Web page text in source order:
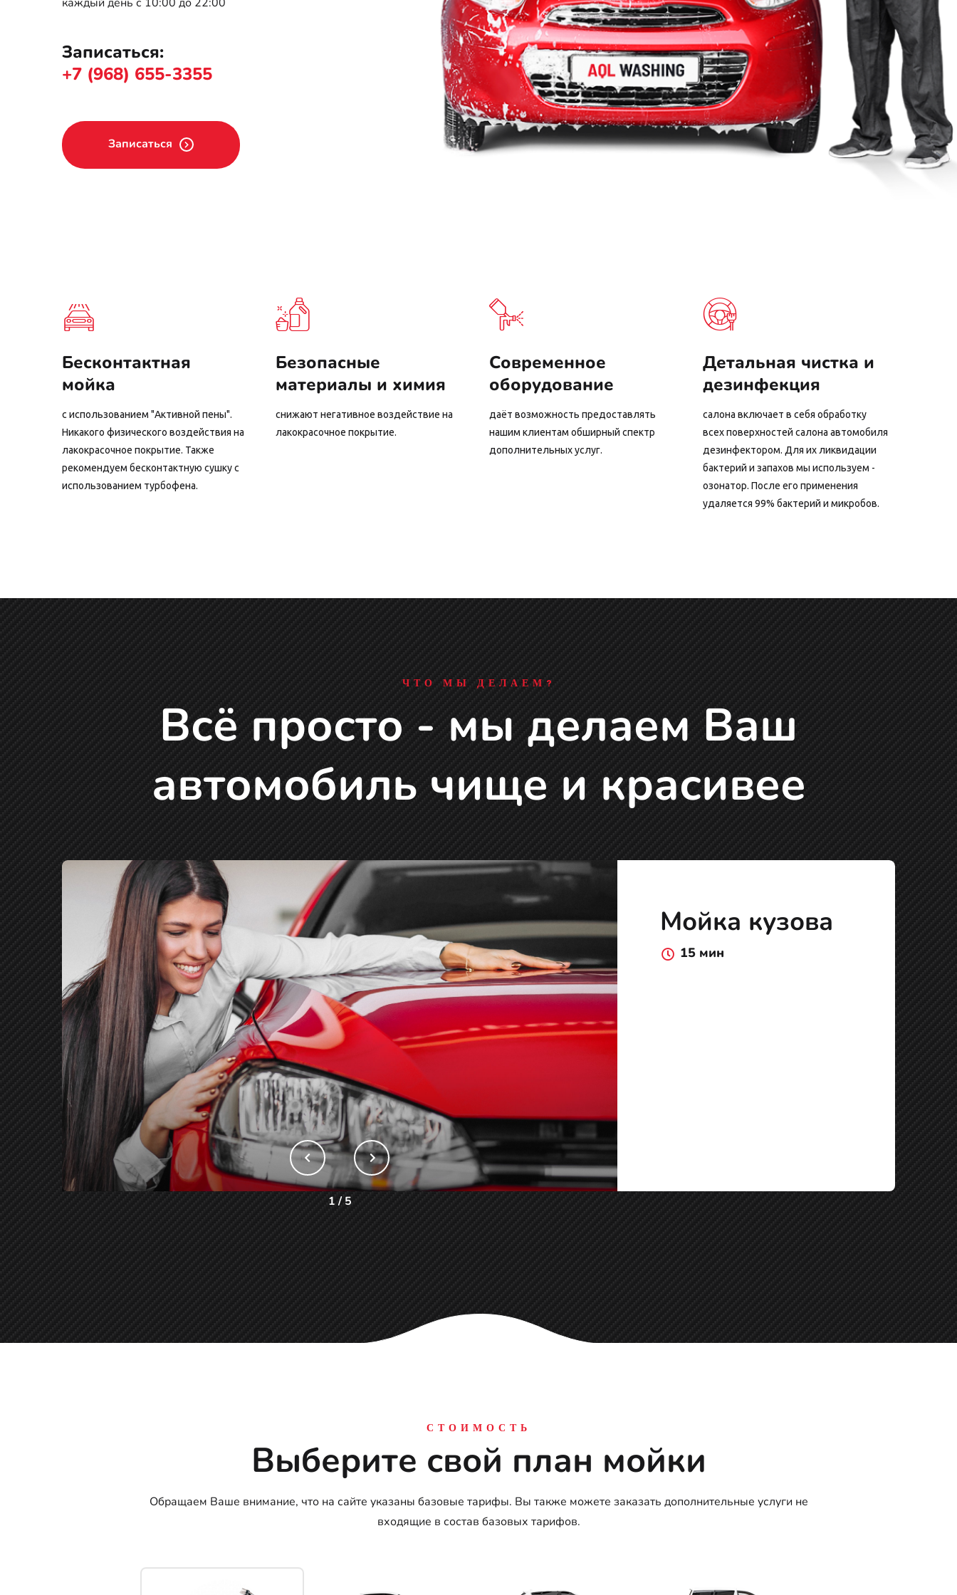
Записаться:
+7 (968) 655-3355
Записаться
Бесконтактная
мойка
с использованием "Активной пены".
Никакого физического воздействия на
лакокрасочное покрытие. Также
рекомендуем бесконтактную сушку с
использованием турбофена.
Безопасные
материалы и химия
снижают негативное воздействие на
лакокрасочное покрытие.
Современное
оборудование
даёт возможность предоставлять
нашим клиентам обширный спектр
дополнительных услуг.
Детальная чистка и
дезинфекция
салона включает в себя обработку
всех поверхностей салона автомобиля
дезинфектором. Для их ликвидации
бактерий и запахов мы используем -
озонатор. После его применения
удаляется 99% бактерий и микробов.
ЧТО МЫ ДЕЛАЕМ?
Всё просто - мы делаем Ваш
автомобиль чище и красивее
Мойка кузова
15 мин
1 /5
СТОИМОСТЬ
Выберите свой план мойки
Обращаем Ваше внимание, что на сайте указаны базовые тарифы. Вы также можете заказать дополнительные услуги не
входящие в состав базовых тарифов.